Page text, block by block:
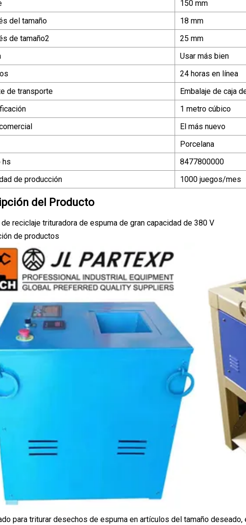
150 mm
del tamaño
18 mm
de tamaño2
25 mm
Usar más bien
24 horas en línea
de transporte
Embalaje de caja
1 metro cúbico
El más nuevo
Porcelana
hs
8477800000
de producción
1000 juegos/mes
del Producto
de reciclaje trituradora de espuma de gran capacidad de 380 V
de productos
para triturar desechos de espuma en artículos del tamaño